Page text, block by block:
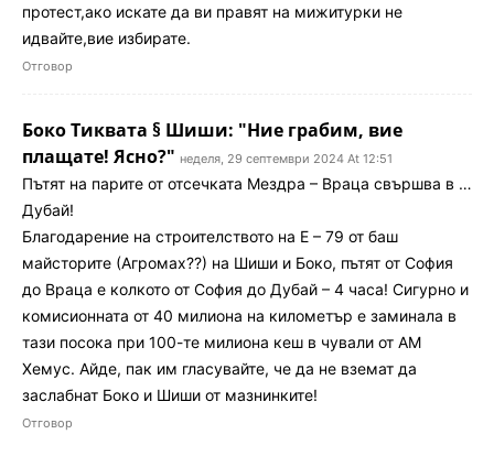
протест,ако искате да ви правят на мижитурки не
идвайте,вие избирате.
Отговор
Боко Тиквата § Шиши: "Ние грабим, вие
плащате! Ясно?" неделя, 29 септември 2024 At 12:51
Пътят на парите от отсечката Мездра – Враца свършва в …
Дубай!
Благодарение на строителството на Е – 79 от баш
майсторите (Агромах??) на Шиши и Боко, пътят от София
до Враца е колкото от София до Дубай – 4 часа! Сигурно и
комисионната от 40 милиона на километър е заминала в
тази посока при 100-те милиона кеш в чували от АМ
Хемус. Айде, пак им гласувайте, че да не вземат да
заслабнат Боко и Шиши от мазнинките!
Отговор